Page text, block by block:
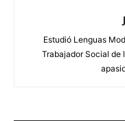
Estudió Lenguas
Trabajador Social de